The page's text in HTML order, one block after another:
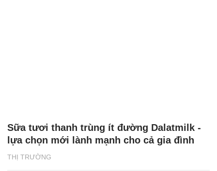
THỊ TRƯỜNG
Sữa tươi thanh trùng ít đường Dalatmilk -
lựa chọn mới lành mạnh cho cả gia đình